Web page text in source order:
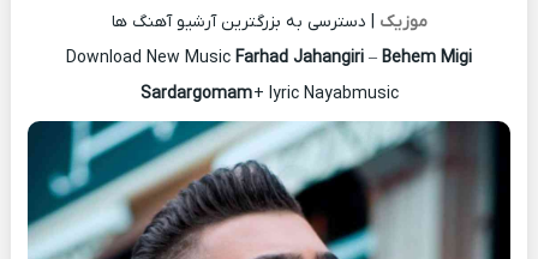
موزیک | دسترسی به بزرگترین آرشیو آهنگ ها
Download New Music Farhad Jahangiri – Behem Migi
Sardargomam+ lyric Nayabmusic